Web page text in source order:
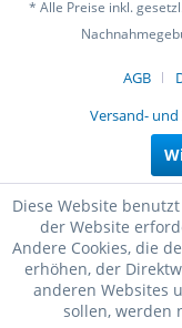
* Alle Preise inkl.
AGB
Versand-
Diese Website
der Website
Andere Cookies, die
erhöhen, der
anderen Websites
sollen, werden